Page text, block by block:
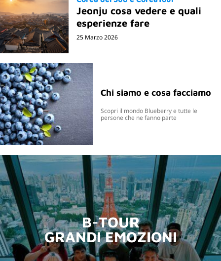
Jeonju cosa vedere e quali
esperienze fare
25 Marzo 2026
Chi siamo e cosa facciamo
Scopri il mondo Blueberry e tutte le
persone che ne fanno parte
B-TOUR
GRANDI EMOZIONI